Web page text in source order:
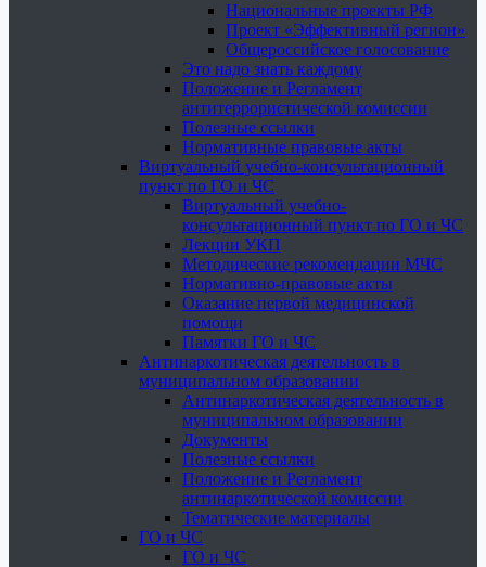
Национальные проекты РФ
Проект «Эффективный регион»
Общероссийское голосование
Это надо знать каждому
Положение и Регламент
антитеррористической комиссии
Полезные ссылки
Нормативные правовые акты
Виртуальный учебно-консультационный
пункт по ГО и ЧС
Виртуальный учебно-
консультационный пункт по ГО и ЧС
Лекции УКП
Методические рекомендации МЧС
Нормативно-правовые акты
Оказание первой медицинской
помощи
Памятки ГО и ЧС
Антинаркотическая деятельность в
муниципальном образовании
Антинаркотическая деятельность в
муниципальном образовании
Документы
Полезные ссылки
Положение и Регламент
антинаркотической комиссии
Тематические материалы
ГО и ЧС
ГО и ЧС